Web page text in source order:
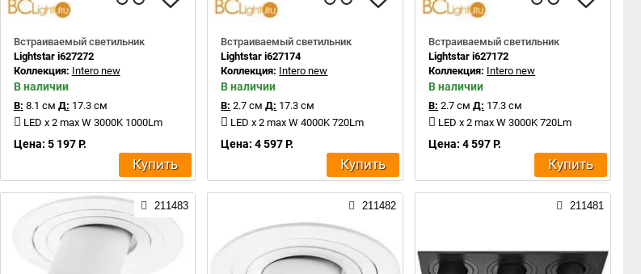
Встраиваемый светильник
Lightstar i627272
Коллекция: Intero new
В наличии
В: 8.1 см Д: 17.3 см
LED x 2 max W 3000K 1000Lm
Цена: 5 197 Р.
Купить
Встраиваемый светильник
Lightstar i627174
Коллекция: Intero new
В наличии
В: 2.7 см Д: 17.3 см
LED x 2 max W 4000K 720Lm
Цена: 4 597 Р.
Купить
Встраиваемый светильник
Lightstar i627172
Коллекция: Intero new
В наличии
В: 2.7 см Д: 17.3 см
LED x 2 max W 3000K 720Lm
Цена: 4 597 Р.
Купить
211483 211482 211481